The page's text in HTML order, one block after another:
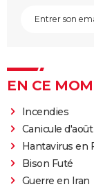
EN CE
Incendies
Canicule d'août
Hantavirus en
Bison Futé
Guerre en Iran